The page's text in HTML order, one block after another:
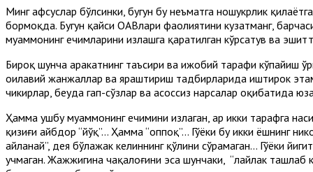
Минг афсуслар бўлсинки, бугун бу неъматга ношукрлик
бормоқда. Бугун қайси ОАВлари фаолиятини кузатманг,
муаммонинг ечимларини излашга қаратилган кўрсатув ва
Бироқ шунча ҳаракатнинг таъсири ва ижобий тарафи кўпайиш
оилавий жанжаллар ва яраштириш тадбирларида иштирок
чикирлар, беҳуда гап-сўзлар ва асоссиз нарсалар оқибатида
Ҳамма ушбу муаммонинг ечимини излаган, ҳар икки тарафга
қизиғи айбдор “йўқ”… Ҳамма “оппоқ”… Гўёки бу икки ёшнинг
айланай”, дея бўлажак келиннинг қўлини сўрамаган… Гўёки
учмаган. Жажжигина чақалоғини эса шунчаки, “лайлак ташлаб